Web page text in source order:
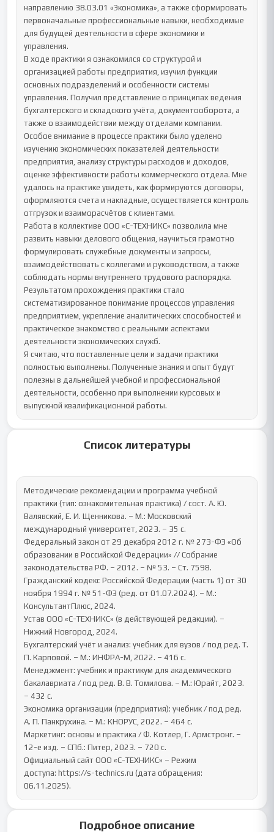
направлению 38.03.01 «Экономика», а также сформировать
первоначальные профессиональные навыки, необходимые
для будущей деятельности в сфере экономики и
управления.
В ходе практики я ознакомился со структурой и
организацией работы предприятия, изучил функции
основных подразделений и особенности системы
управления. Получил представление о принципах ведения
бухгалтерского и складского учёта, документооборота, а
также о взаимодействии между отделами компании.
Особое внимание в процессе практики было уделено
изучению экономических показателей деятельности
предприятия, анализу структуры расходов и доходов,
оценке эффективности работы коммерческого отдела. Мне
удалось на практике увидеть, как формируются договоры,
оформляются счета и накладные, осуществляется контроль
отгрузок и взаиморасчётов с клиентами.
Работа в коллективе ООО «С-ТЕХНИКС» позволила мне
развить навыки делового общения, научиться грамотно
формулировать служебные документы и запросы,
взаимодействовать с коллегами и руководством, а также
соблюдать нормы внутреннего трудового распорядка.
Результатом прохождения практики стало
систематизированное понимание процессов управления
предприятием, укрепление аналитических способностей и
практическое знакомство с реальными аспектами
деятельности экономических служб.
Я считаю, что поставленные цели и задачи практики
полностью выполнены. Полученные знания и опыт будут
полезны в дальнейшей учебной и профессиональной
деятельности, особенно при выполнении курсовых и
выпускной квалификационной работы.
Список литературы
Методические рекомендации и программа учебной
практики (тип: ознакомительная практика) / сост. А. Ю.
Валявский, Е. И. Щенникова. – М.: Московский
международный университет, 2023. – 35 с.
Федеральный закон от 29 декабря 2012 г. № 273-ФЗ «Об
образовании в Российской Федерации» // Собрание
законодательства РФ. – 2012. – № 53. – Ст. 7598.
Гражданский кодекс Российской Федерации (часть 1) от 30
ноября 1994 г. № 51-ФЗ (ред. от 01.07.2024). – М.:
КонсультантПлюс, 2024.
Устав ООО «С-ТЕХНИКС» (в действующей редакции). –
Нижний Новгород, 2024.
Бухгалтерский учёт и анализ: учебник для вузов / под ред. Т.
П. Карповой. – М.: ИНФРА-М, 2022. – 416 с.
Менеджмент: учебник и практикум для академического
бакалавриата / под ред. В. В. Томилова. – М.: Юрайт, 2023.
– 432 с.
Экономика организации (предприятия): учебник / под ред.
А. П. Панкрухина. – М.: КНОРУС, 2022. – 464 с.
Маркетинг: основы и практика / Ф. Котлер, Г. Армстронг. –
12-е изд. – СПб.: Питер, 2023. – 720 с.
Официальный сайт ООО «С-ТЕХНИКС» – Режим
доступа: https://s-technics.ru (дата обращения:
06.11.2025).
Подробное описание